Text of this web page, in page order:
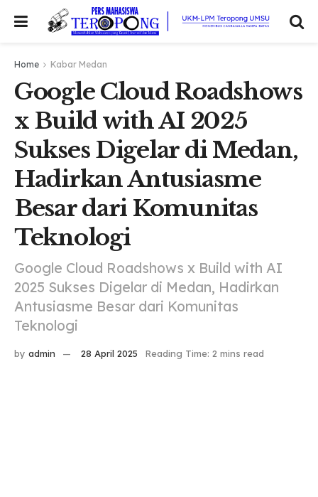
Home Kabar Medan
Google Cloud Roadshows
x Build with AI 2025
Sukses Digelar di Medan,
Hadirkan Antusiasme
Besar dari Komunitas
Teknologi
Google Cloud Roadshows x Build with AI
2025 Sukses Digelar di Medan, Hadirkan
Antusiasme Besar dari Komunitas
Teknologi
by admin 28 April 2025 Reading Time: 2 mins read